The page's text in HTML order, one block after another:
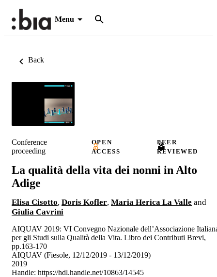
Menu
Back
Conference
proceeding
OPEN
ACCESS
PEER
REVIEWED
La qualità della vita dei nonni in Alto
Adige
Elisa Cisotto, Doris Kofler, Maria Herica La Valle and
Giulia Cavrini
AIQUAV 2019: VI Convegno Nazionale dell’Associazione
per gli Studi sulla Qualità della Vita. Libro dei Contributi Brevi,
pp.163-170
AIQUAV (Fiesole, 12/12/2019 - 13/12/2019)
2019
Handle: https://hdl.handle.net/10863/14545